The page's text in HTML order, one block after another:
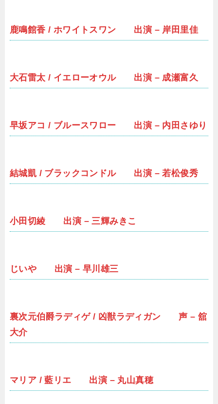
鹿鳴館香 / ホワイトスワン 出演 – 岸田里佳
大石雷太 / イエローオウル 出演 – 成瀬富久
早坂アコ / ブルースワロー 出演 – 内田さゆり
結城凱 / ブラックコンドル 出演 – 若松俊秀
小田切綾 出演 – 三輝みきこ
じいや 出演 – 早川雄三
裏次元伯爵ラディゲ / 凶獣ラディガン 声 – 舘
大介
マリア / 藍リエ 出演 – 丸山真穂